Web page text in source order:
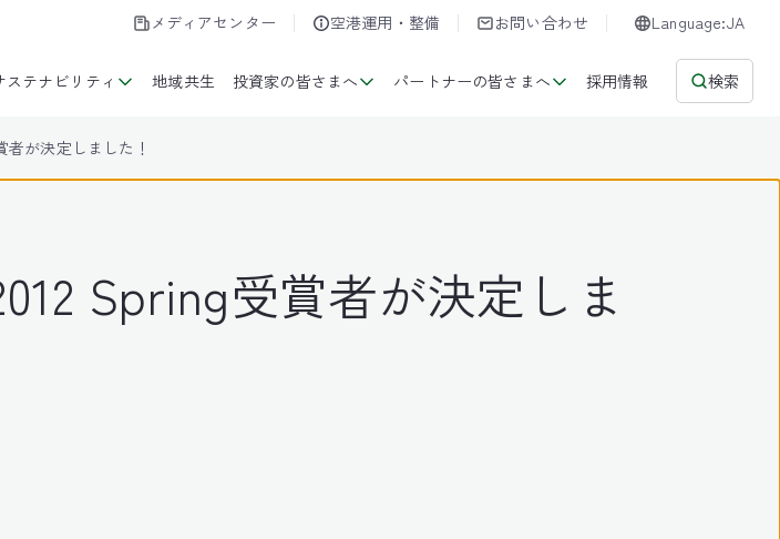
メディアセンター 空港運用・整備 お問い合わせ Language:JA
ステナビリティ 地域共生 投資家の皆さまへ パートナーの皆さまへ 採用情報 検索
者が決定しました！
Spring受賞者が決定しま